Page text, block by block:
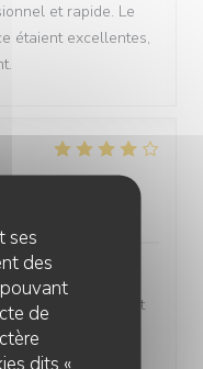
ses
des
de
dits «
et rapide. Le
étaient excellentes,
qui
plats qui priment
sans